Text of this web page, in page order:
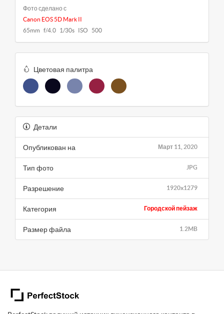
Фото сделано с
Canon EOS 5D Mark II
65mm f/4.0 1/30s ISO 500
Цветовая палитра
Детали
Март 11, 2020
Опубликован на
JPG
Тип фото
1920x1279
Разрешение
Городской пейзаж
Категория
1.2MB
Размер файла